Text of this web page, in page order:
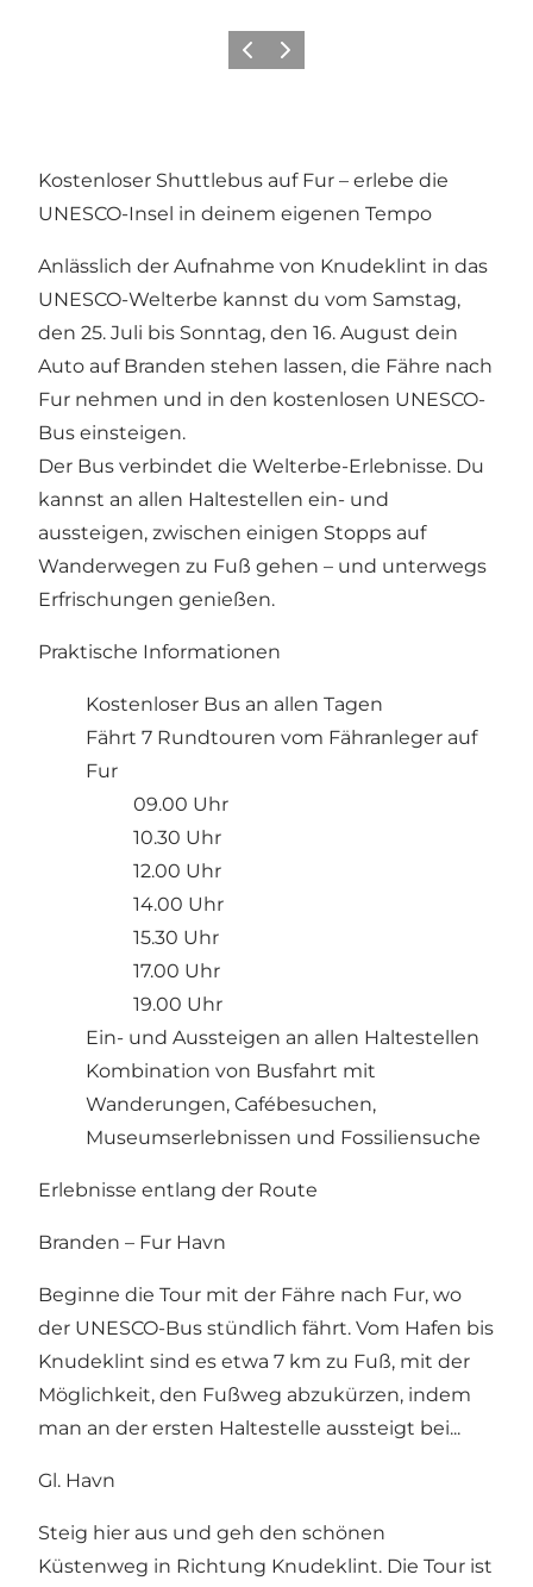
Vorherige Folie
Nächste Folie
Kostenloser Shuttlebus auf Fur – erlebe die
UNESCO-Insel in deinem eigenen Tempo
Anlässlich der Aufnahme von Knudeklint in das
UNESCO-Welterbe kannst du vom Samstag,
den 25. Juli bis Sonntag, den 16. August dein
Auto auf Branden stehen lassen, die Fähre nach
Fur nehmen und in den kostenlosen UNESCO-
Bus einsteigen.
Der Bus verbindet die Welterbe-Erlebnisse. Du
kannst an allen Haltestellen ein- und
aussteigen, zwischen einigen Stopps auf
Wanderwegen zu Fuß gehen – und unterwegs
Erfrischungen genießen.
Praktische Informationen
Kostenloser Bus an allen Tagen
Fährt 7 Rundtouren vom Fähranleger auf
Fur
09.00 Uhr
10.30 Uhr
12.00 Uhr
14.00 Uhr
15.30 Uhr
17.00 Uhr
19.00 Uhr
Ein- und Aussteigen an allen Haltestellen
Kombination von Busfahrt mit
Wanderungen, Cafébesuchen,
Museumserlebnissen und Fossiliensuche
Erlebnisse entlang der Route
Branden – Fur Havn
Beginne die Tour mit der Fähre nach Fur, wo
der UNESCO-Bus stündlich fährt. Vom Hafen bis
Knudeklint sind es etwa 7 km zu Fuß, mit der
Möglichkeit, den Fußweg abzukürzen, indem
man an der ersten Haltestelle aussteigt bei...
Gl. Havn
Steig hier aus und geh den schönen
Küstenweg in Richtung Knudeklint. Die Tour ist